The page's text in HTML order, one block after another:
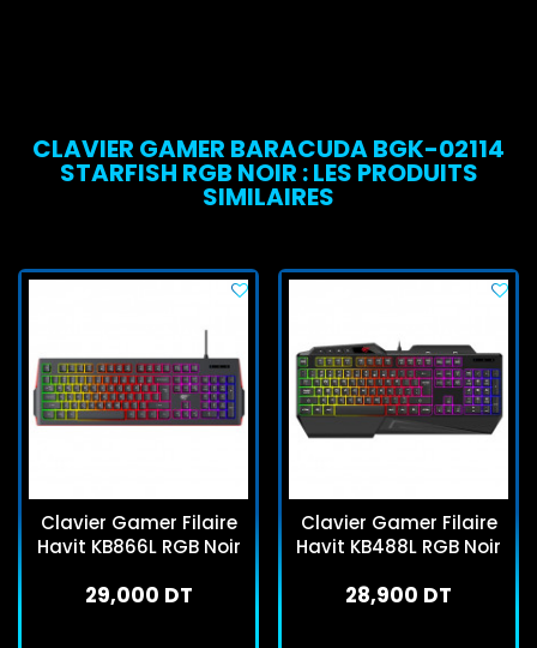
CLAVIER GAMER BARACUDA BGK-02114
STARFISH RGB NOIR : LES PRODUITS
SIMILAIRES
Clavier Gamer Filaire
Havit KB866L RGB Noir
29,000 DT
Clavier Gamer Filaire
Havit KB488L RGB Noir
28,900 DT